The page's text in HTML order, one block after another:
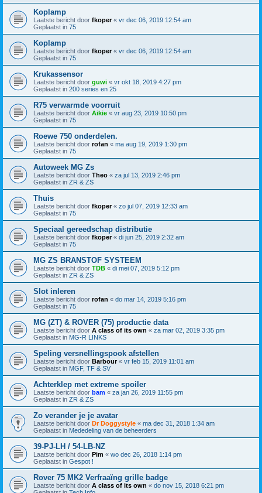
Koplamp
Laatste bericht door fkoper« vr dec 06, 2019 12:54 am
Geplaatst in 75
Koplamp
Laatste bericht door fkoper« vr dec 06, 2019 12:54 am
Geplaatst in 75
Krukassensor
Laatste bericht door guwi « vr okt 18, 2019 4:27 pm
Geplaatst in 200 series en 25
R75 verwarmde voorruit
Laatste bericht door Aikie « vr aug 23, 2019 10:50 pm
Geplaatst in 75
Roewe 750 onderdelen.
Laatste bericht door rofan « ma aug 19, 2019 1:30 pm
Geplaatst in 75
Autoweek MG Zs
Laatste bericht door Theo « za jul 13, 2019 2:46 pm
Geplaatst in ZR & ZS
Thuis
Laatste bericht door fkoper« zo jul 07, 2019 12:33 am
Geplaatst in 75
Speciaal gereedschap distributie
Laatste bericht door fkoper« di jun 25, 2019 2:32 am
Geplaatst in 75
MG ZS BRANSTOF SYSTEEM
Laatste bericht door TDB « di mei 07, 2019 5:12 pm
Geplaatst in ZR & ZS
Slot inleren
Laatste bericht door rofan « do mar 14, 2019 5:16 pm
Geplaatst in 75
MG (ZT) & ROVER (75) productie data
Laatste bericht door A class of its own « za mar 02, 2019 3:35 pm
Geplaatst in MG-R LINKS
Speling versnellingspook afstellen
Laatste bericht door Barbour« vr feb 15, 2019 11:01 am
Geplaatst in MGF, TF & SV
Achterklep met extreme spoiler
Laatste bericht door bam « za jan 26, 2019 11:55 pm
Geplaatst in ZR & ZS
Zo verander je je avatar
Laatste bericht door Dr Doggystyle « ma dec 31, 2018 1:34 am
Geplaatst in Mededeling van de beheerders
39-PJ-LH / 54-LB-NZ
Laatste bericht door Pim « wo dec 26, 2018 1:14 pm
Geplaatst in Gespot !
Rover 75 MK2 Verfraaïng grille badge
Laatste bericht door A class of its own « do nov 15, 2018 6:21 pm